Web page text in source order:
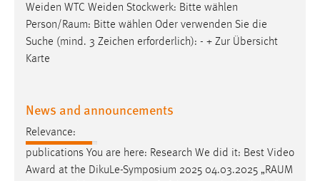
Weiden WTC Weiden Stockwerk: Bitte wählen
Person/ Raum: Bitte wählen Oder verwenden Sie die
Suche (mind. 3 Zeichen erforderlich): - + Zur Übersicht
Karte
News and announcements
Relevance:
publications You are here: Research We did it: Best Video
Award at the DikuLe-Symposium 2025 04.03.2025 „RAUM